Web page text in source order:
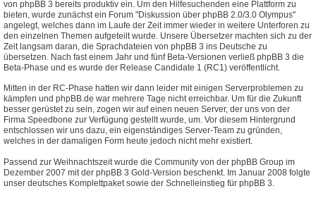
von phpBB 3 bereits produktiv ein. Um den Hilfesuchenden eine Plattform zu
bieten, wurde zunächst ein Forum "Diskussion über phpBB 2.0/3.0 Olympus"
angelegt, welches dann im Laufe der Zeit immer wieder in weitere Unterforen zu
den einzelnen Themen aufgeteilt wurde. Unsere Übersetzer machten sich zu der
Zeit langsam daran, die Sprachdateien von phpBB 3 ins Deutsche zu
übersetzen. Nach fast einem Jahr und fünf Beta-Versionen verließ phpBB 3 die
Beta-Phase und es wurde der Release Candidate 1 (RC1) veröffentlicht.
Mitten in der RC-Phase hatten wir dann leider mit einigen Serverproblemen zu
kämpfen und phpBB.de war mehrere Tage nicht erreichbar. Um für die Zukunft
besser gerüstet zu sein, zogen wir auf einen neuen Server, der uns von der
Firma Speedbone zur Verfügung gestellt wurde, um. Vor diesem Hintergrund
entschlossen wir uns dazu, ein eigenständiges Server-Team zu gründen,
welches in der damaligen Form heute jedoch nicht mehr existiert.
Passend zur Weihnachtszeit wurde die Community von der phpBB Group im
Dezember 2007 mit der phpBB 3 Gold-Version beschenkt. Im Januar 2008 folgte
unser deutsches Komplettpaket sowie der Schnelleinstieg für phpBB 3.